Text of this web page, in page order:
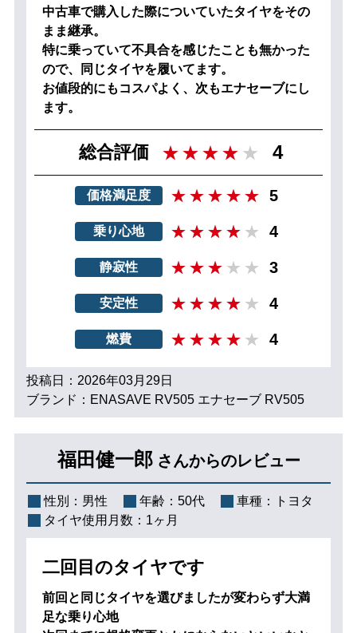
中古車で購入した際についていたタイヤをその
まま継承。
特に乗っていて不具合を感じたことも無かった
ので、同じタイヤを履いてます。
お値段的にもコスパよく、次もエナセーブにし
ます。
総合評価 4
価格満足度 5
乗り心地 4
静寂性 3
安定性 4
燃費 4
投稿日：2026年03月29日
ブランド：ENASAVE RV505 エナセーブ RV505
福田健一郎 さんからのレビュー
性別： 男性 年齢： 50代 車種：
トヨタ
タイヤ使用月数： 1ヶ月
二回目のタイヤです
前回と同じタイヤを選びましたが変わらず大満
足な乗り心地